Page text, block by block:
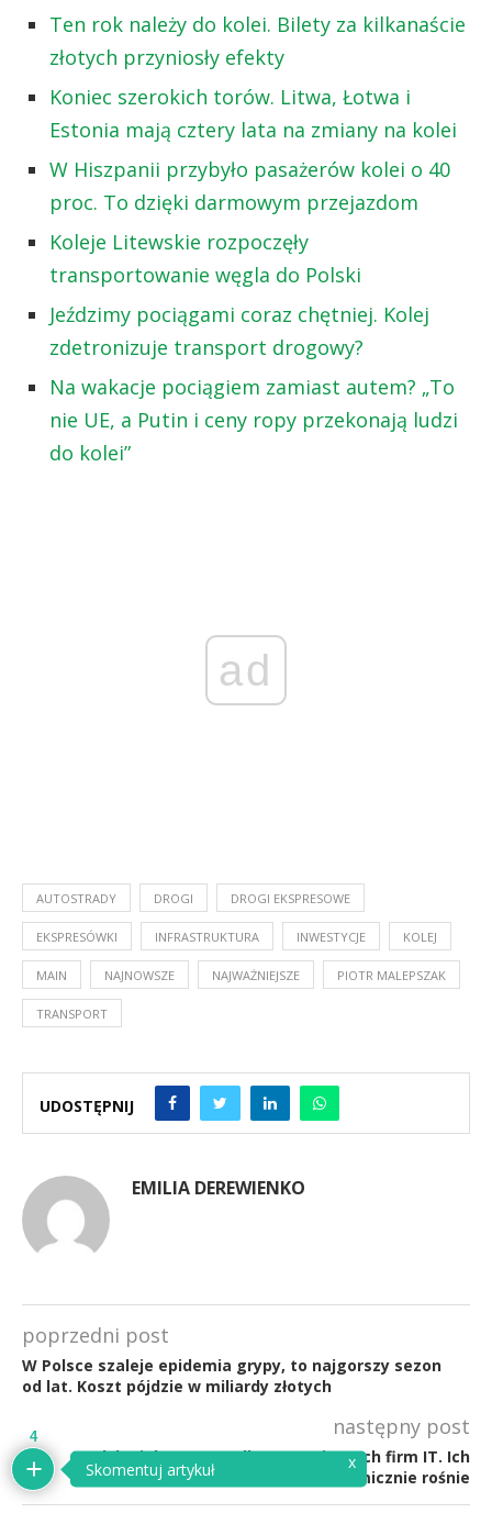
Ten rok należy do kolei. Bilety za kilkanaście
złotych przyniosły efekty
Koniec szerokich torów. Litwa, Łotwa i
Estonia mają cztery lata na zmiany na kolei
W Hiszpanii przybyło pasażerów kolei o 40
proc. To dzięki darmowym przejazdom
Koleje Litewskie rozpoczęły
transportowanie węgla do Polski
Jeździmy pociągami coraz chętniej. Kolej
zdetronizuje transport drogowy?
Na wakacje pociągiem zamiast autem? „To
nie UE, a Putin i ceny ropy przekonają ludzi
do kolei”
ad
AUTOSTRADY DROGI DROGI EKSPRESOWE
EKSPRESÓWKI INFRASTRUKTURA INWESTYCJE KOLEJ
MAIN NAJNOWSZE NAJWAŻNIEJSZE PIOTR MALEPSZAK
TRANSPORT
UDOSTĘPNIJ
EMILIA DEREWIENKO
poprzedni post
W Polsce szaleje epidemia grypy, to najgorszy sezon
od lat. Koszt pójdzie w miliardy złotych
następny post
Polska jak magnes dla zagranicznych firm IT. Ich
liczba dynamicznie rośnie
4
Skomentuj artykuł x